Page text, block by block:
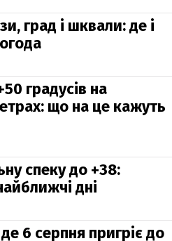
град і шквали: де і
градусів на
що на це кажуть
спеку до +38:
дні
6 серпня пригріє до